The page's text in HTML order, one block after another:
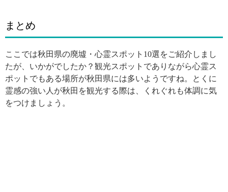
まとめ
ここでは秋田県の廃墟・心霊スポット10選をご紹介しまし
たが、いかがでしたか？観光スポットでありながら心霊ス
ポットでもある場所が秋田県には多いようですね。とくに
霊感の強い人が秋田を観光する際は、くれぐれも体調に気
をつけましょう。